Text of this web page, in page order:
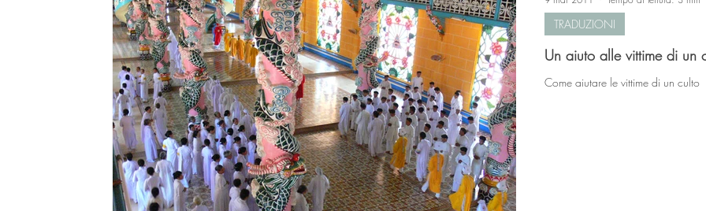
Un aiuto alle vittime di un
Come aiutare le vittime di un culto
TRADUZIONI